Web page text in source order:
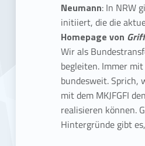
Neumann: In NRW
initiiert, die die
Homepage von
Wir als
begleiten. Immer
bundesweit.
mit dem MKJFGFI
realisieren können.
Hintergründe gibt